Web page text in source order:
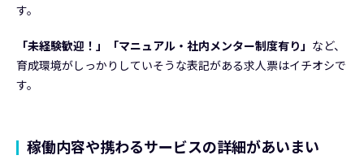
す。
「未経験歓迎！」「マニュアル・社内メンター制度有り」 など、
育成環境がしっかりしていそうな表記がある求人票はイチオシで
す。
稼働内容や携わるサービスの詳細があいまい